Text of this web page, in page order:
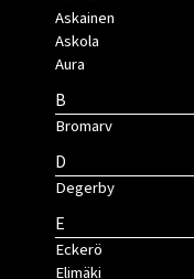
Askainen
Askola
Aura
B
Bromarv
D
Degerby
E
Eckerö
Elimäki